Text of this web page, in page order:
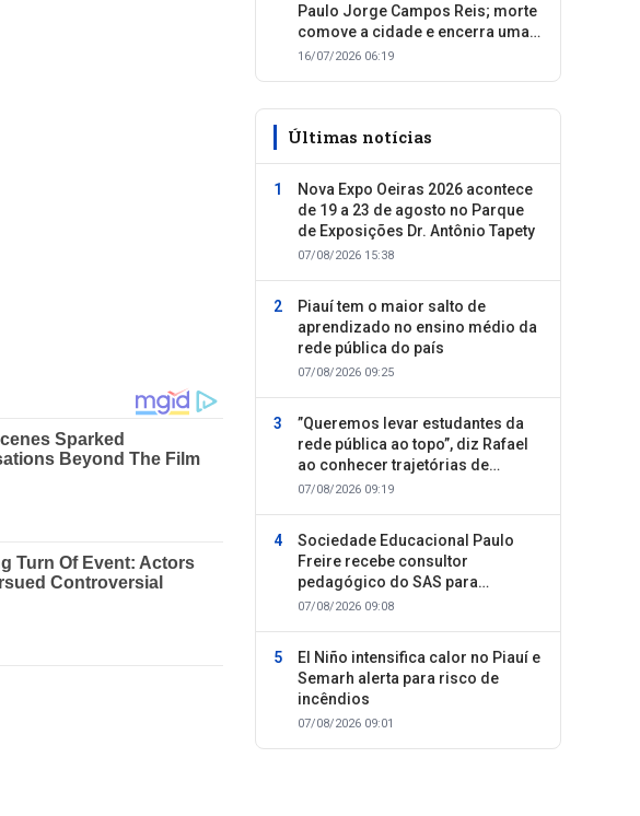
Paulo Jorge Campos Reis; morte
comove a cidade e encerra uma
trajetória dedicada ao cuidado
16/07/2026 06:19
Últimas notícias
Nova Expo Oeiras 2026 acontece
de 19 a 23 de agosto no Parque
de Exposições Dr. Antônio Tapety
07/08/2026 15:38
Piauí tem o maior salto de
aprendizado no ensino médio da
rede pública do país
07/08/2026 09:25
”Queremos levar estudantes da
rede pública ao topo”, diz Rafael
ao conhecer trajetórias de
sucesso
07/08/2026 09:19
Sociedade Educacional Paulo
Freire recebe consultor
pedagógico do SAS para
planejamento do segundo
07/08/2026 09:08
El Niño intensifica calor no Piauí e
Semarh alerta para risco de
incêndios
07/08/2026 09:01